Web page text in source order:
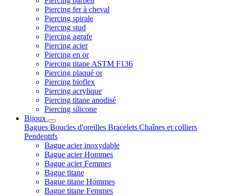
Piercing fer à cheval
Piercing spirale
Piercing stud
Piercing agrafe
Piercing acier
Piercing en or
Piercing titane ASTM F136
Piercing plaqué or
Piercing bioflex
Piercing acrylique
Piercing titane anodisé
Piercing silicone
Bijoux
Bagues Boucles d'oreilles Bracelets Chaînes et colliers
Pendentifs
Bague acier inoxydable
Bague acier Hommes
Bague acier Femmes
Bague titane
Bague titane Hommes
Bague titane Femmes